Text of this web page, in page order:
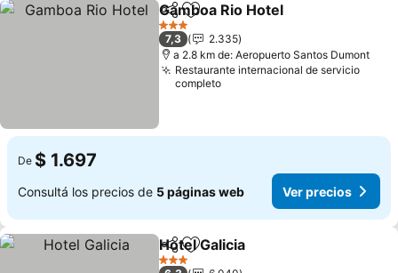
CompartirAñadir a favoritos
Gamboa Rio Hotel
3 Estrellas
7,3
2.335
a 2.8 km de: Aeropuerto Santos Dumont
Restaurante internacional de servicio
completo
De $ 1.697
Consultá los precios de 5 páginas web Ver precios
CompartirAñadir a favoritos
Hotel Galicia
3 Estrellas